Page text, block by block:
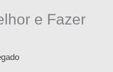
e Fazer